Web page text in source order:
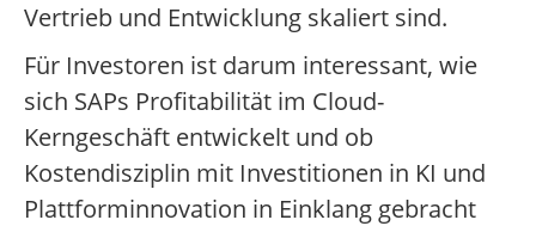
Vertrieb und Entwicklung skaliert sind.
Für Investoren ist darum interessant, wie
sich SAPs Profitabilität im Cloud-
Kerngeschäft entwickelt und ob
Kostendisziplin mit Investitionen in KI und
Plattforminnovation in Einklang gebracht